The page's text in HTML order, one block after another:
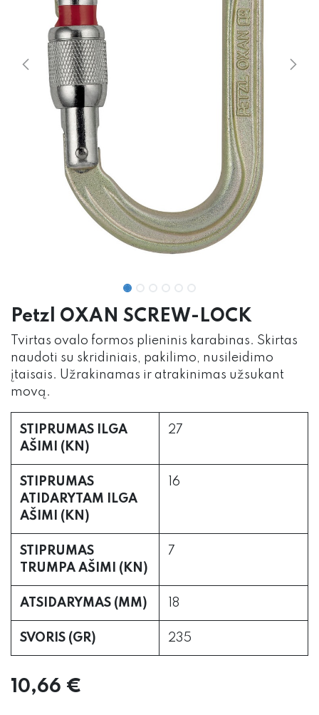
Petzl OXAN SCREW-LOCK
Tvirtas ovalo formos plieninis karabinas. Skirtas
naudoti su skridiniais, pakilimo, nusileidimo
įtaisais. Užrakinamas ir atrakinimas užsukant
movą.
STIPRUMAS ILGA
AŠIMI (KN)
27
STIPRUMAS
ATIDARYTAM ILGA
AŠIMI (KN)
16
STIPRUMAS
TRUMPA AŠIMI (KN)
7
ATSIDARYMAS (MM) 18
SVORIS (GR) 235
10,66 €